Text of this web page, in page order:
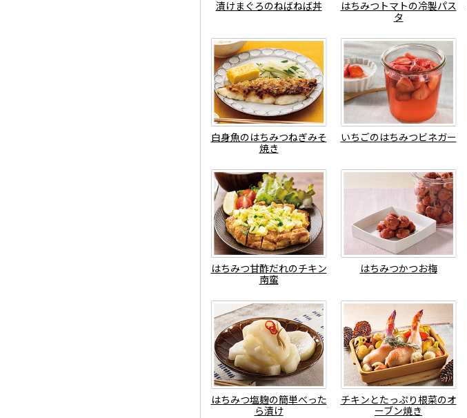
漬けまぐろのねばねば丼
はちみつトマトの冷製パス
タ
白身魚のはちみつねぎみそ
焼き
いちごのはちみつビネガー
はちみつ甘酢だれのチキン
南蛮
はちみつかつお梅
はちみつ塩麹の簡単べった
ら漬け
チキンとたっぷり根菜のオ
ーブン焼き